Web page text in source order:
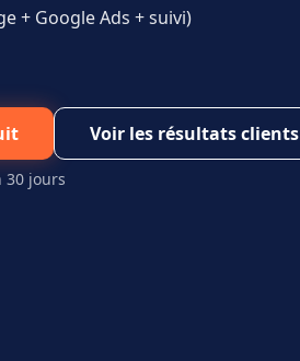
+ Google Ads + suivi)
Voir les résultats clients
30 jours